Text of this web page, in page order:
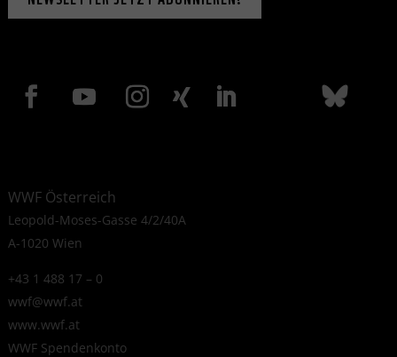
WWF Österreich
Leopold-Moses-Gasse 4/2/40A
A-1020 Wien
+43 1 488 17 – 0
wwf@wwf.at
www.wwf.at
WWF Spendenkonto